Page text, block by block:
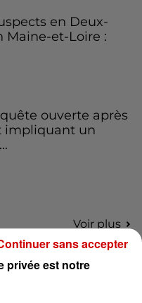
en Deux-
Maine-et-Loire :
ouverte après
impliquant un
Voir plus
pour le
Gourmand 2026
privée est notre
sans accepter